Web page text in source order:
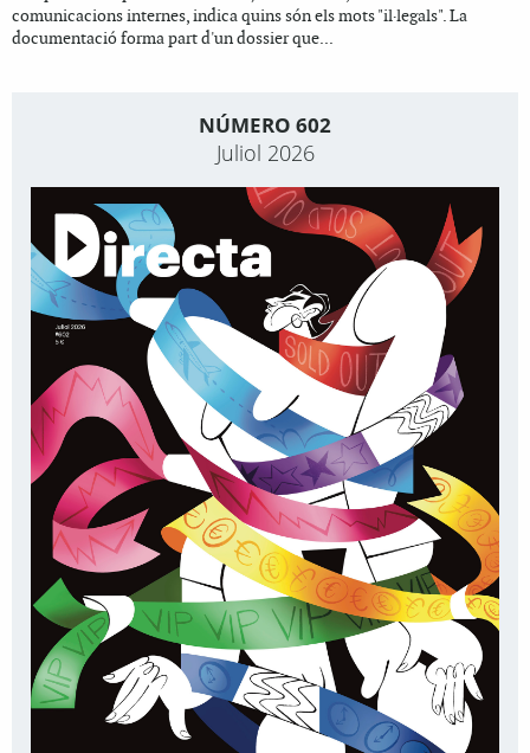
comunicacions internes, indica quins són els mots "il·legals". La
documentació forma part d'un dossier que...
NÚMERO 602
Juliol 2026